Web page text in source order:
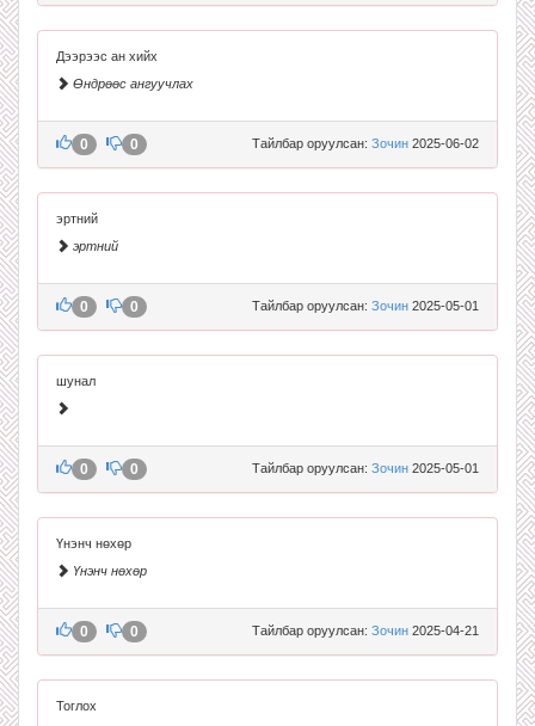
Дээрээс ан хийх
Өндрөөс ангуучлах
Тайлбар оруулсан: Зочин 2025-06-02
0 0
эртний
эртний
Тайлбар оруулсан: Зочин 2025-05-01
0 0
шунал
Тайлбар оруулсан: Зочин 2025-05-01
0 0
Үнэнч нөхөр
Үнэнч нөхөр
Тайлбар оруулсан: Зочин 2025-04-21
0 0
Тоглох